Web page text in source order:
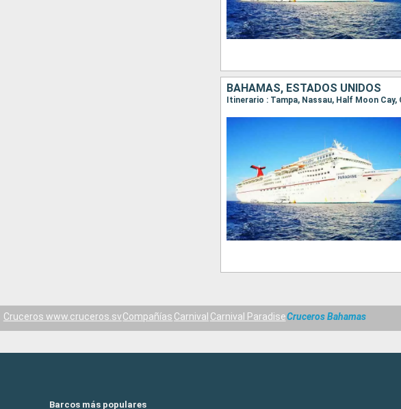
BAHAMAS, ESTADOS UNIDOS
Itinerario : Tampa, Nassau, Half Moon Cay,
Cruceros www.cruceros.svCompañías Carnival Carnival ParadiseCruceros Bahamas
Barcos más populares